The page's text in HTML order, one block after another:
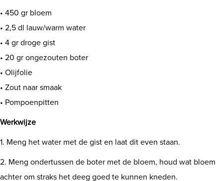
• 450 gr bloem
• 2,5 dl lauw/warm water
• 4 gr droge gist
• 20 gr ongezouten boter
• Olijfolie
• Zout naar smaak
• Pompoenpitten
Werkwijze
1. Meng het water met de gist en laat dit even staan.
2. Meng ondertussen de boter met de bloem, houd wat bloem
achter om straks het deeg goed te kunnen kneden.